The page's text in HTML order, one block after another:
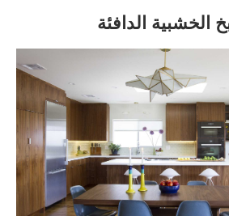
الخشبية الدافئة